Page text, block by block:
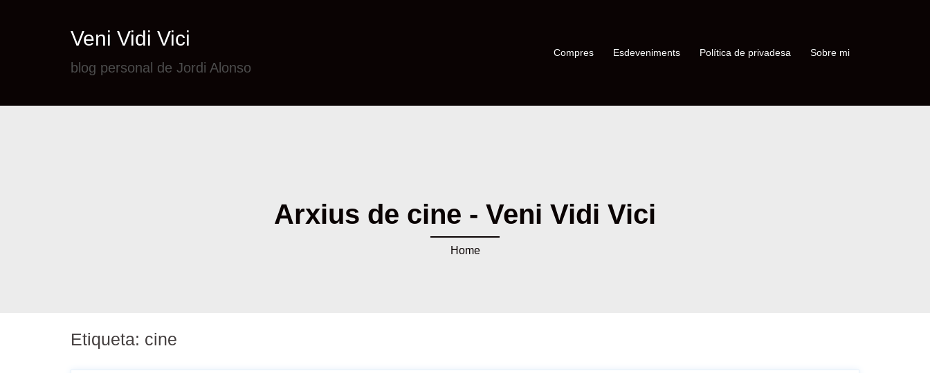
Veni Vidi Vici
blog personal de Jordi Alonso
Compres Esdeveniments Política de privadesa Sobre mi
Arxius de cine - Veni Vidi Vici
Home
Etiqueta: cine